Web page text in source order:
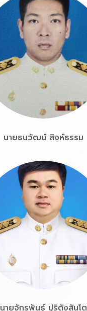
นายธนวัฒน์ สิงห์ธรรม
นายจักรพันธ์ ปุริตังสันโต